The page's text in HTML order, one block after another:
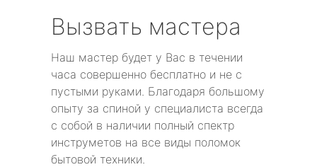
Вызвать мастера
Наш мастер будет у Вас в течении
часа совершенно бесплатно и не с
пустыми руками. Благодаря большому
опыту за спиной у специалиста всегда
с собой в наличии полный спектр
инструметов на все виды поломок
бытовой техники.